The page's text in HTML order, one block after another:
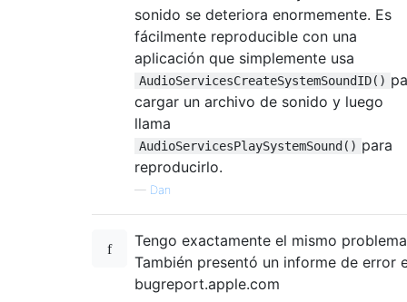
sonido se deteriora enormemente. Es
fácilmente reproducible con una
aplicación que simplemente usa
AudioServicesCreateSystemSoundID()
cargar un archivo de sonido y luego
llama
AudioServicesPlaySystemSound() para
reproducirlo.
— Dan
Tengo exactamente el mismo
También presentó un informe de error
bugreport.apple.com